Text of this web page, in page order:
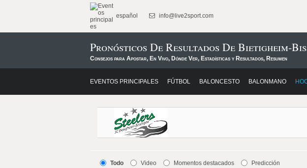
español info@live2sport.com
Pronósticos De Resultados De Bietigheim-
Consejos para Apostar, En Vivo, Dónde Ver, Estadísticas y Resultados, Resumen
EVENTOS PRINCIPALES FÚTBOL BALONCESTO BALONMANO
Todo Video Momentos destacados Predicción